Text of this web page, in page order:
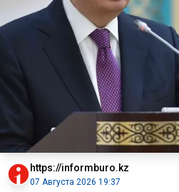
https://informburo.kz
07 Августа 2026 19:37